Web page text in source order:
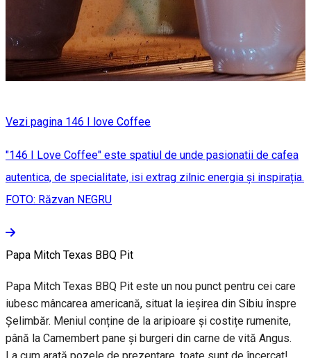
Vezi pagina 146 I love Coffee
"146 I Love Coffee" este spatiul de unde pasionatii de cafea
autentica, de specialitate, isi extrag zilnic energia şi inspirația.
FOTO: Răzvan NEGRU
Papa Mitch Texas BBQ Pit
Papa Mitch Texas BBQ Pit este un nou punct pentru cei care
iubesc mâncarea americană, situat la ieșirea din Sibiu înspre
Șelimbăr. Meniul conține de la aripioare și costițe rumenite,
până la Camembert pane și burgeri din carne de vită Angus.